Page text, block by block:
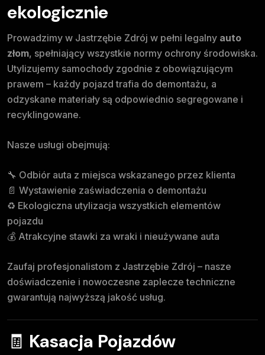
ekologicznie
Prowadzimy w Jastrzębie Zdrój w pełni legalny auto
złom, spełniający wszystkie normy ochrony środowiska.
Utylizujemy samochody zgodnie z obowiązującym
prawem – każdy pojazd trafia do demontażu, a
odzyskane materiały są odpowiednio segregowane i
recyklingowane.
Nasze usługi obejmują:
🔧 Odbiór auta z miejsca wskazanego przez klienta
📄 Wystawienie zaświadczenia o demontażu
♻️ Ekologiczna utylizacja wszystkich elementów
pojazdu
💰 Atrakcyjne stawki za wraki i nieużywane auta
Zaufaj profesjonalistom z Jastrzębie Zdrój – nasze
doświadczenie i nowoczesne zaplecze techniczne
gwarantują najwyższą jakość usług.
🧾 Kasacja Pojazdów